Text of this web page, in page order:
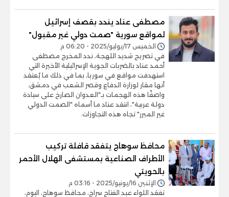
مصطفى عناد يندد بقصف إسرائيل
لمواقع سورية "صمت دولي غير مقبول"
الخميس 17/يوليو/2025 - 06:20 م
في تصريح شديد اللهجة، ندد المخرج مصطفى
أحمد عناد بالضربات الجوية الإسرائيلية الأخيرة التي
استهدفت مواقع في سوريا، بما في ذلك ما يُعتقد
أنها مقار لوزارة الدفاع وقصر الشعب في دمشق.
واصفًا هذه الهجمات بـ"العدوان الصارخ على سيادة
دولة عربية"، انتقد عناد ما أسماه "الصمت الدولي
غير المبرر" تجاه هذه التجاوزات.
محافظ سوهاج يتفقد قافلة تركيب
الأطراف الصناعية بمستشفى الهلال الأحمر
بالحويتي
الإثنين 16/يونيو/2025 - 03:16 م
تفقد اللواء عبد الفتاح سراج، محافظ سوهاج، اليوم،